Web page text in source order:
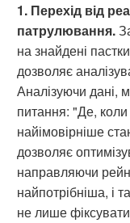
1. Перехід від
патрулювання.
на знайдені
дозволяє
Аналізуючи дані,
питання: "Де,
найімовірніше
дозволяє
направляючи
найпотрібніша, і
не лише фіксувати